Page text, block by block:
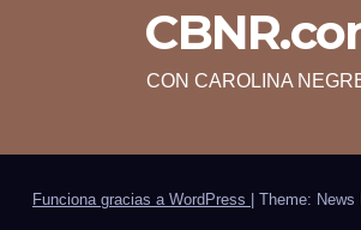
CON CAROLINA
Funciona gracias a WordPress Theme: News